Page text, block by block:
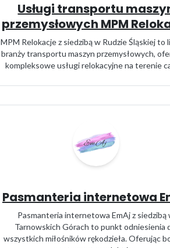
Usługi transportu
przemysłowych MPM
MPM Relokacje z siedzibą w Rudzie Śląskiej to
branży transportu maszyn przemysłowych,
kompleksowe usługi relokacyjne na terenie
Pasmanteria internetowa
Pasmanteria internetowa EmAj z siedzibą
Tarnowskich Górach to punkt odniesienia
wszystkich miłośników rękodzieła. Oferując